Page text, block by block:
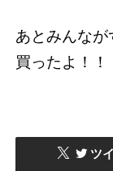
あとみんなが
買ったよ！！
ツ